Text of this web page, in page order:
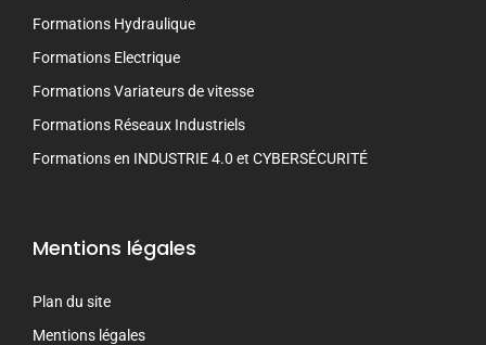
Formations Hydraulique
Formations Electrique
Formations Variateurs de vitesse
Formations Réseaux Industriels
Formations en INDUSTRIE 4.0 et CYBERSÉCURITÉ
Mentions légales
Plan du site
Mentions légales